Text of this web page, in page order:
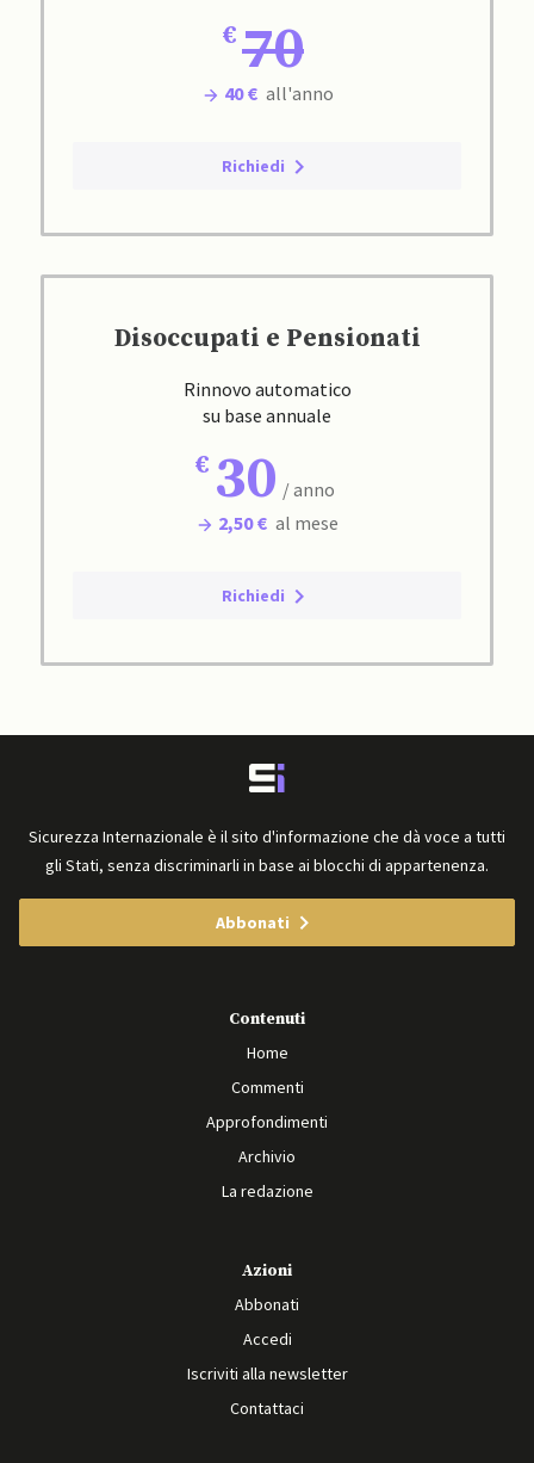
70
40 € all'anno
Richiedi
Disoccupati e Pensionati
Rinnovo automatico
su base annuale
30 / anno
2,50 € al mese
Richiedi
Sicurezza Internazionale è il sito d'informazione che dà voce a tutti
gli Stati, senza discriminarli in base ai blocchi di appartenenza.
Abbonati
Contenuti
Home
Commenti
Approfondimenti
Archivio
La redazione
Azioni
Abbonati
Accedi
Iscriviti alla newsletter
Contattaci